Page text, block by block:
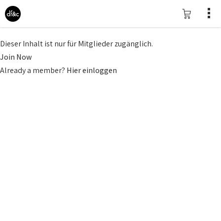
Dieser Inhalt ist nur für Mitglieder zugänglich.
Join Now
Already a member? Hier einloggen